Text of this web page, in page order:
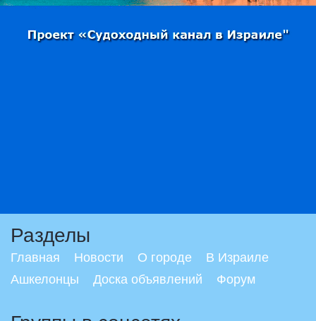
Разделы
Главная Новости О городе
В Израиле
Ашкелонцы
Доска объявлений Форум